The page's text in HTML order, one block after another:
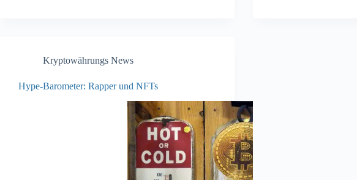
Kryptowährungs News
Hype-Barometer: Rapper und NFTs